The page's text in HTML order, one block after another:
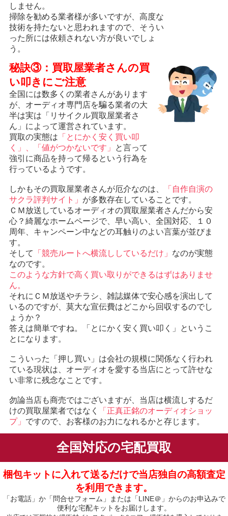
しません。
掃除を勧める業者様が多いですが、高度な
技術を持たないと思われますので、そうい
った所には依頼されない方が良いでしょ
う。
秘訣③：買取屋業者さんの買
い叩きにご注意
全国には数多くの業者さんがあります
が、オーディオ専門店を騙る業者の大
半は実は「リサイクル買取屋業者さ
ん」によって運営されています。
買取の実態は 「とにかく安く買い叩
く」、「値がつかないです」
と言って
強引に商品を持って帰るという行為を
行っているようです。
しかもその買取屋業者さんが厄介なのは、
「自作自演の
サクラ評判サイト」 が多数存在していることです。
ＣＭ放送しているオーディオの買取屋業者さんだから安
心？綺麗なホームページで、早い高い、全国対応、１０
周年、キャンペーン中などの耳触りのよい言葉が並びま
す。
そして
「競売ルートへ横流ししているだけ」 なのが実態
なのです。
このような方針で高く買い取りができるはずはありませ
ん。
それにＣＭ放送やチラシ、雑誌媒体で安心感を演出して
いるのですが、莫大な宣伝費はどこから回収するのでし
ょうか？
答えは簡単ですね。「とにかく安く買い叩く」というこ
とになります。
こういった「押し買い」は会社の規模に関係なく行われ
ている現状は、オーディオを愛する当店にとって許せな
い非常に残念なことです。
勿論当店も商売ではございますが、当店は横流しするだ
けの買取屋業者ではなく
「正真正銘のオーディオショッ
プ」 ですので、お客様のお力になれるかと存じます。
全国対応の宅配買取
梱包キットに入れて送るだけで当店独自の高額査定
を利用できます。
「お電話」か「問合せフォーム」または「LINE＠」からのお申込みで
便利な宅配キットをお届けします。